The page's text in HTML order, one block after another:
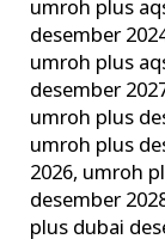
umroh plus
desember
umroh plus
desember
umroh plus
umroh plus
2026, umroh
desember
plus dubai